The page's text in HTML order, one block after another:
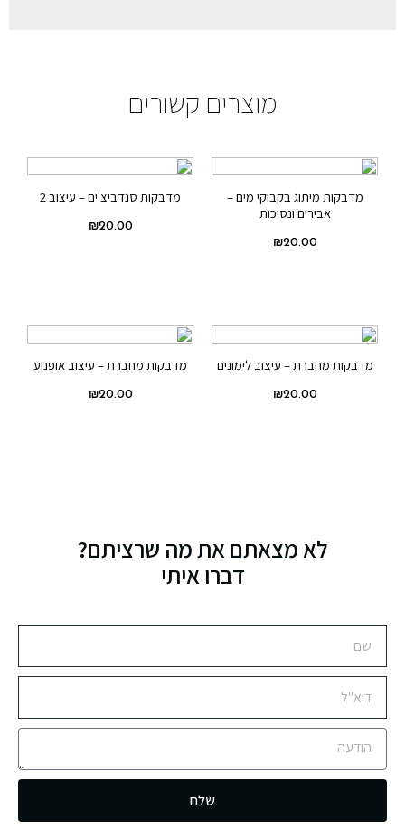
מוצרים קשורים
מדבקות מיתוג בקבוקי מים –
אבירים ונסיכות
₪20.00
מדבקות סנדביצ'ים – עיצוב 2
₪20.00
מדבקות מחברת – עיצוב לימונים
₪20.00
מדבקות מחברת – עיצוב אופנוע
₪20.00
לא מצאתם את מה שרציתם?
דברו איתי
שלח